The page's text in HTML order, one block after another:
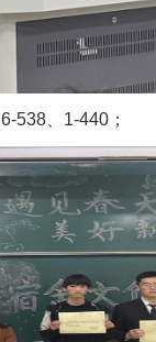
6-538、 1-440；